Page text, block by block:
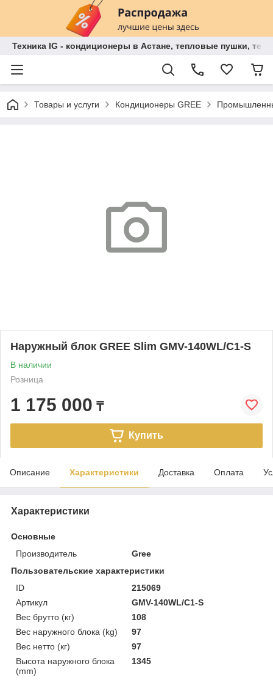
Техника IG - кондиционеры в Астане, тепловые пушки,
Товары и услуги Кондиционеры GREE
Наружный блок GREE Slim GMV-140WL/C1-S
В наличии
Розница
1 175 000 ₸
Купить
Описание Характеристики Доставка Оплата
Характеристики
Основные
Производитель
Gree
Пользовательские характеристики
ID
215069
Артикул
GMV-140WL/C1-S
Вес брутто (кг)
108
Вес наружного блока (kg)
97
Вес нетто (кг)
97
Высота наружного блока
(mm)
1345